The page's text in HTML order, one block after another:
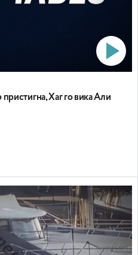
пристигна, Хаг го вика Али